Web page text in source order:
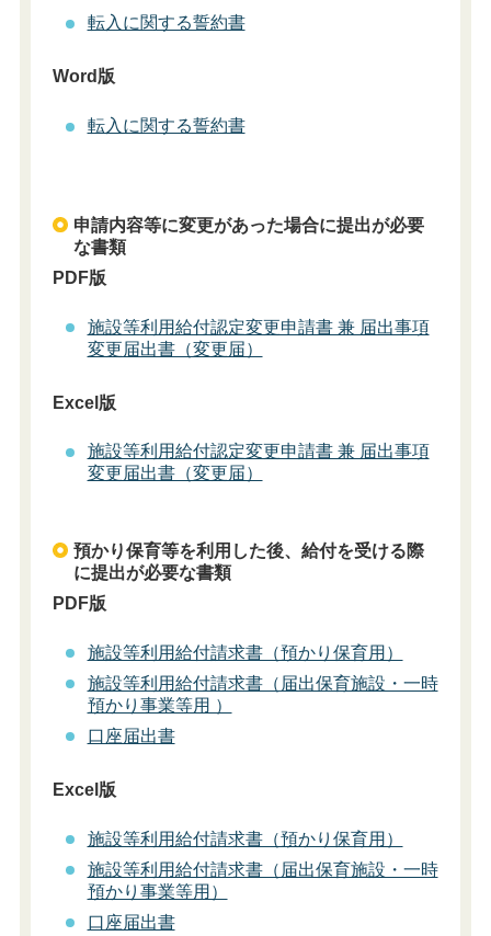
転入に関する誓約書
Word版
転入に関する誓約書
申請内容等に変更があった場合に提出が必要
な書類
PDF版
施設等利用給付認定変更申請書 兼 届出事項
変更届出書（変更届）
Excel版
施設等利用給付認定変更申請書 兼 届出事項
変更届出書（変更届）
預かり保育等を利用した後、給付を受ける際
に提出が必要な書類
PDF版
施設等利用給付請求書（預かり保育用）
施設等利用給付請求書（届出保育施設・一時
預かり事業等用 ）
口座届出書
Excel版
施設等利用給付請求書（預かり保育用）
施設等利用給付請求書（届出保育施設・一時
預かり事業等用）
口座届出書